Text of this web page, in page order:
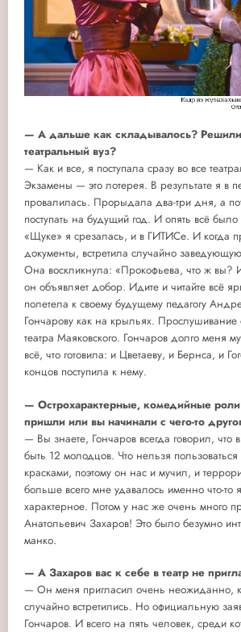
— А дальше как складывалось? Решили
театральный вуз?
— Как и все, я поступала сразу во все
Экзамены — это лотерея. В результате я в
провалилась. Прорыдала два-три дня, а
поступать на будущий год. И опять всё
«Щуке» я срезалась, и в ГИТИСе. И когда
документы, встретила случайно
Она воскликнула: «Прокофьева, что ж вы?
он объявляет добор. Идите и читайте всё
полетела к своему будущему педагогу
Гончарову как на крыльях. Прослушивание
театра Маяковского. Гончаров долго меня
всё, что готовила: и Цветаеву, и Бернса, и
концов поступила к нему.
— Острохарактерные, комедийные
пришли или вы начинали с чего-то
— Вы знаете, Гончаров всегда говорил, что
быть 12 молодцов. Что нельзя
красками, поэтому он нас и мучил, и
больше всего мне удавалось именно что-то
характерное. Потом у нас же очень много
Анатольевич Захаров! Это было безумно
манко.
— А Захаров вас к себе в театр не
— Он меня пригласил очень неожиданно,
случайно встретились. Но официальную
Гончаров. И всего на пять человек, среди